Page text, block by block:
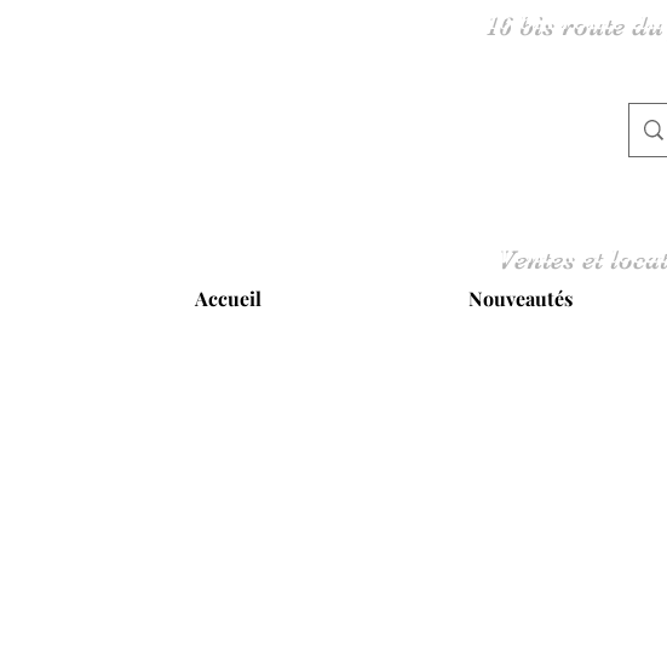
16 bis route
Ventes et
Accueil Nouveautés